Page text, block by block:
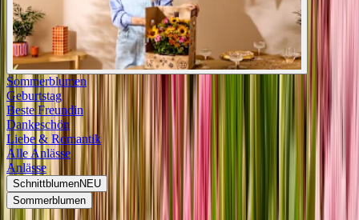
Sommerblumen
Geburtstag
Beste Freundin
Dankeschön
Liebe & Romantik
Alle Anlässe
Anlässe
SchnittblumenNEU
Sommerblumen